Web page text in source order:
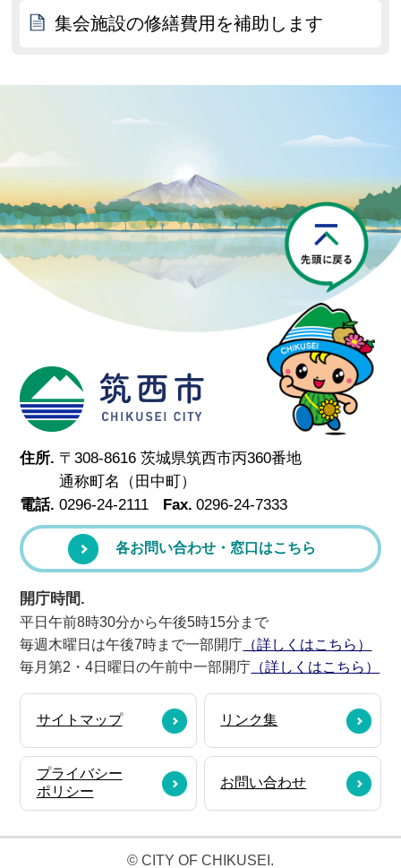
集会施設の修繕費用を補助します
筑西市
住所. 〒308-8616 茨城県筑西市丙360番地
通称町名（田中町）
電話. 0296-24-2111 Fax. 0296-24-7333
各お問い合わせ・窓口はこちら
開庁時間.
平日午前8時30分から午後5時15分まで
毎週木曜日は午後7時まで一部開庁 （詳しくはこちら）
毎月第2・4日曜日の午前中一部開庁 （詳しくはこちら）
サイトマップ リンク集
プライバシー
ポリシー
お問い合わせ
© CITY OF CHIKUSEI.